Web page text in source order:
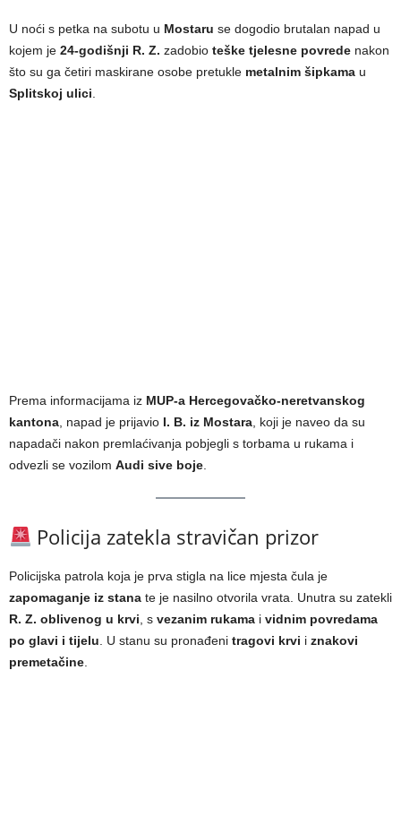
U noći s petka na subotu u Mostaru se dogodio brutalan napad u
kojem je 24-godišnji R. Z. zadobio teške tjelesne povrede nakon
što su ga četiri maskirane osobe pretukle metalnim šipkama u
Splitskoj ulici
Prema informacijama iz MUP-a Hercegovačko-neretvanskog
kantona , napad je prijavio I. B. iz Mostara , koji je naveo da su
napadači nakon premlaćivanja pobjegli s torbama u rukama i
odvezli se vozilom Audi sive boje
Policija zatekla stravičan prizor
Policijska patrola koja je prva stigla na lice mjesta čula je
zapomaganje iz stana te je nasilno otvorila vrata. Unutra su zatekli
R. Z. oblivenog u krvi , s vezanim rukama i vidnim povredama
po glavi i tijelu . U stanu su pronađeni tragovi krvi i znakovi
premetačine